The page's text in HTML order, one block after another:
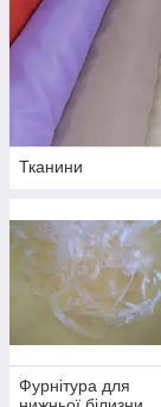
Тканини
Фурнітура для